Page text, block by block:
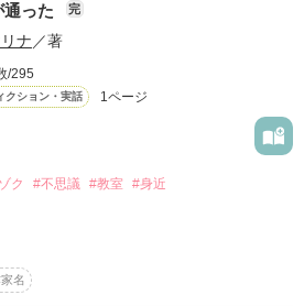
作品を読む
、純粋で甘すぎる恋心――。
✽……
Otono》
せいで普段は周りから怖がられてい
い。
通った 完
ナ ／著
/295
クション・実話 1ページ
ク #不思議 #教室 #身近
ている話です。
名